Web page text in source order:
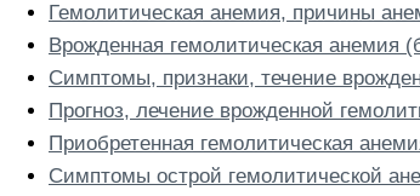
Гемолитическая анемия, причины
Врожденная гемолитическая анемия
Симптомы, признаки, течение
Прогноз, лечение врожденной
Приобретенная гемолитическая
Симптомы острой гемолитической